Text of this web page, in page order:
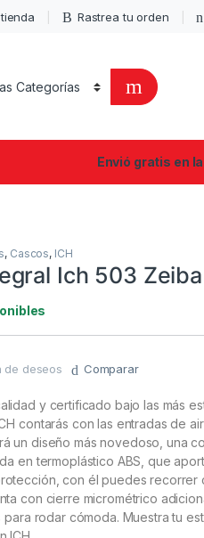
Rastrea tu orden
Envió gratis en
, Cascos, ICH
Ich 503 Zeiba
de deseos Comparar
y certificado bajo las más
contarás con las entradas de
un diseño más novedoso, una
en termoplástico ABS, que
con él puedes recorrer
con cierre micrométrico
para rodar cómoda. Muestra tu